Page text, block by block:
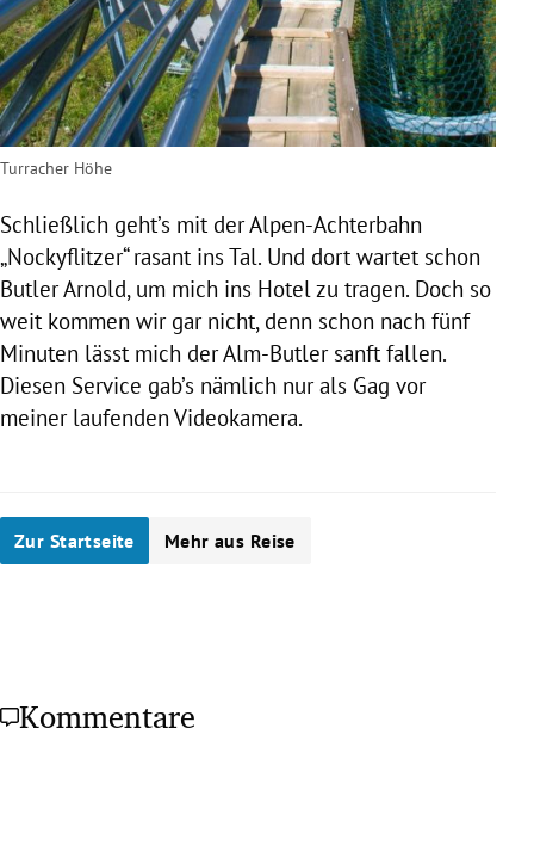
Turracher Höhe
Schließlich geht’s mit der Alpen-Achterbahn
„Nockyflitzer“ rasant ins Tal. Und dort wartet schon
Butler Arnold, um mich ins Hotel zu tragen. Doch so
weit kommen wir gar nicht, denn schon nach fünf
Minuten lässt mich der Alm-Butler sanft fallen.
Diesen Service gab’s nämlich nur als Gag vor
meiner laufenden Videokamera.
Zur Startseite Mehr aus Reise
Kommentare